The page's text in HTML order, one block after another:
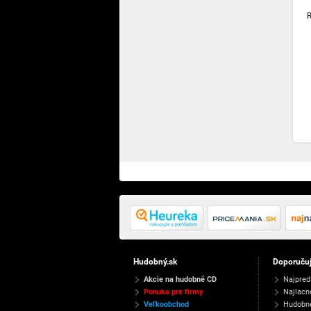
Hudobný.sk
Akcie na hudobné CD
Ponuka pre firmy
Veľkoobchod